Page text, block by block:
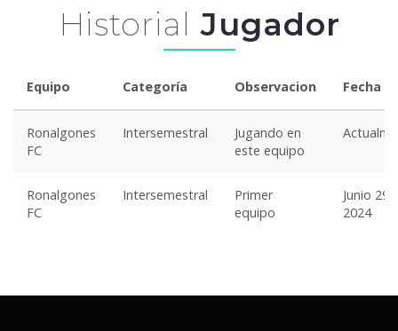
Historial Jugador
Equipo Categoría Observacion Fecha
Ronalgones
FC
Intersemestral
Jugando en
este equipo
Ronalgones
FC
Intersemestral
Primer
equipo
Junio 29,
2024